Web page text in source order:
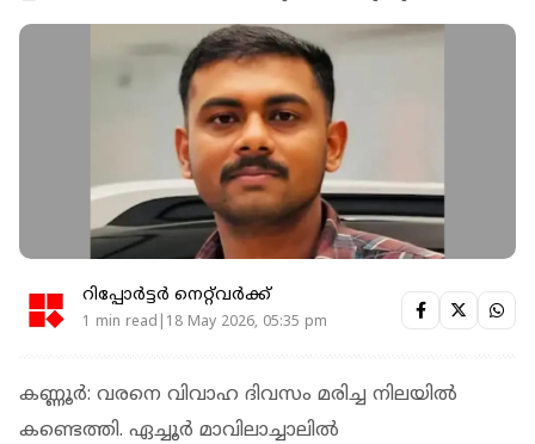
റിപ്പോർട്ടർ നെറ്റ്‌വര്‍ക്ക്‌
1 min read|18 May 2026, 05:35 pm
കണ്ണൂര്‍: വരനെ വിവാഹ ദിവസം മരിച്ച നിലയില്‍
കണ്ടെത്തി. ഏച്ചൂര്‍ മാവിലാച്ചാലില്‍